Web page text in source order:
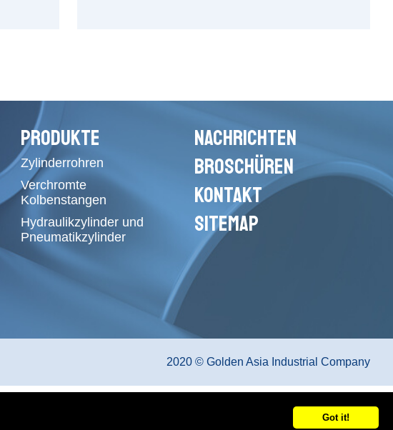
PRODUKTE
Zylinderrohren
Verchromte
Kolbenstangen
Hydraulikzylinder und
Pneumatikzylinder
NACHRICHTEN
BROSCHÜREN
KONTAKT
SITEMAP
2020 © Golden Asia Industrial Company
Got it!